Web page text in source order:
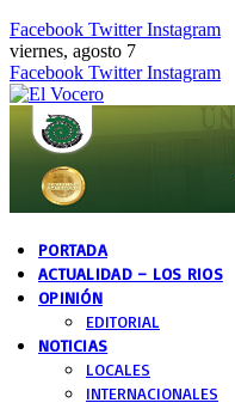
Facebook Twitter Instagram
viernes, agosto 7
Facebook Twitter Instagram
PORTADA
ACTUALIDAD – LOS RIOS
OPINIÓN
EDITORIAL
NOTICIAS
LOCALES
INTERNACIONALES